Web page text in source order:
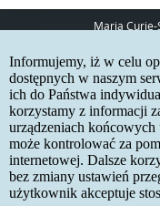
Maria Curie-
20-031
www:
IRK
site
contact
Informujemy, iż w celu
dostępnych w naszym
ich do Państwa
korzystamy z informacji
urządzeniach
może kontrolować za
internetowej. Dalsze
bez zmiany ustawień
użytkownik akceptuje